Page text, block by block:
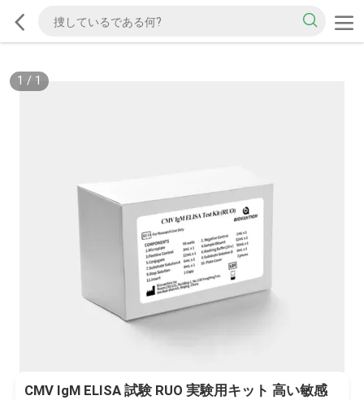
1 / 1
CMV IgM ELISA 試験 RUO 実験用キット 高い敏感